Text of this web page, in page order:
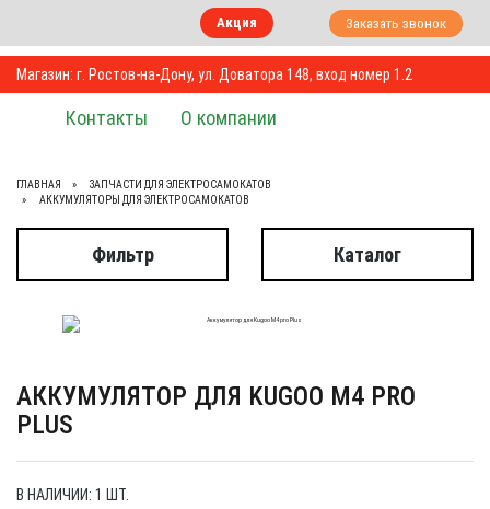
Акция Заказать звонок
Магазин: г. Ростов-на-Дону, ул. Доватора 148, вход номер 1.2
Контакты О компании
ГЛАВНАЯ
ЗАПЧАСТИ ДЛЯ ЭЛЕКТРОСАМОКАТОВ
АККУМУЛЯТОРЫ ДЛЯ ЭЛЕКТРОСАМОКАТОВ
Фильтр Каталог
АККУМУЛЯТОР ДЛЯ KUGOO М4 PRO
PLUS
В НАЛИЧИИ: 1 ШТ.